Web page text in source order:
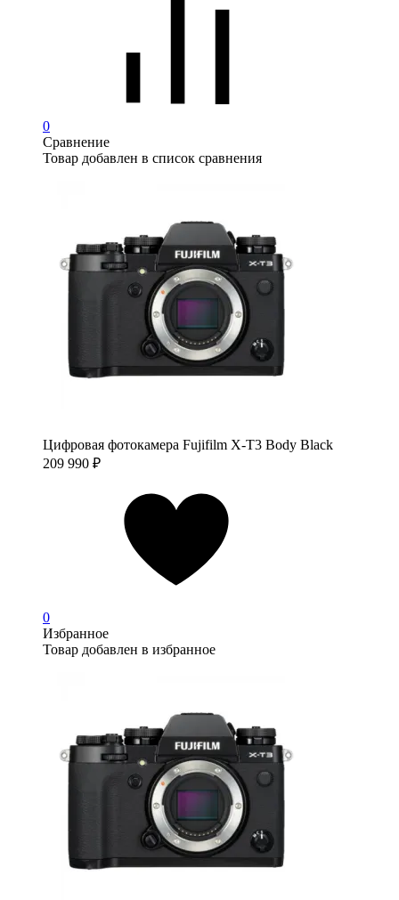
0
Сравнение
Товар добавлен в список сравнения
Цифровая фотокамера Fujifilm X-T3 Body Black
209 990 ₽
0
Избранное
Товар добавлен в избранное